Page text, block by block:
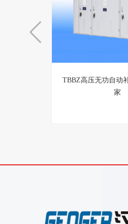
TBBZ高压无功自动
家